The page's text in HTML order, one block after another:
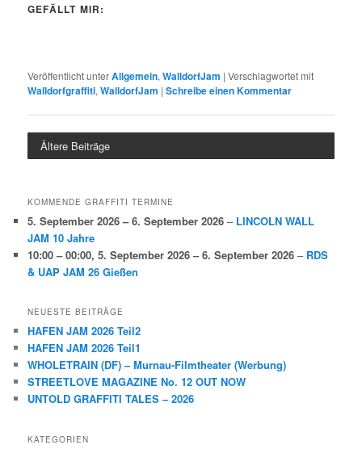
GEFÄLLT MIR:
Veröffentlicht unterAllgemein,WalldorfJam |Verschlagwortet mit
Walldorfgraffiti,WalldorfJam |Schreibe einen Kommentar
Ältere Beiträge
KOMMENDE GRAFFITI TERMINE
5. September 2026 – 6. September 2026 – LINCOLN WALL
JAM 10 Jahre
10:00 – 00:00,5. September 2026 – 6. September 2026 – RDS
& UAP JAM 26 Gießen
NEUESTE BEITRÄGE
HAFEN JAM 2026 Teil2
HAFEN JAM 2026 Teil1
WHOLETRAIN (DF) – Murnau-Filmtheater (Werbung)
STREETLOVE MAGAZINE No. 12 OUT NOW
UNTOLD GRAFFITI TALES – 2026
KATEGORIEN